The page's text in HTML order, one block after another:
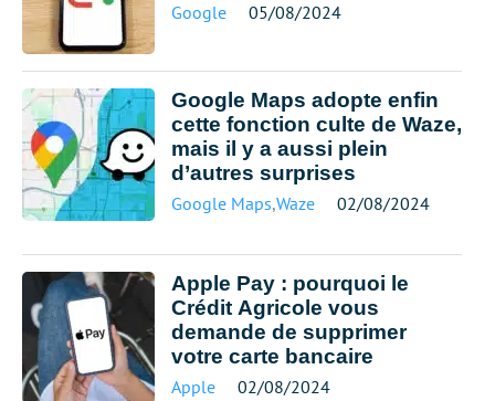
Google 05/08/2024
Google Maps adopte enfin
cette fonction culte de Waze,
mais il y a aussi plein
d’autres surprises
Google Maps,Waze 02/08/2024
Apple Pay : pourquoi le
Crédit Agricole vous
demande de supprimer
votre carte bancaire
Apple 02/08/2024